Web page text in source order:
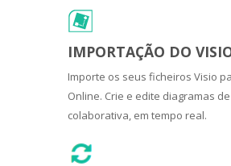
IMPORTAÇÃO DO
Importe os seus ficheiros Visio
Online. Crie e edite diagramas
colaborativa, em tempo real.